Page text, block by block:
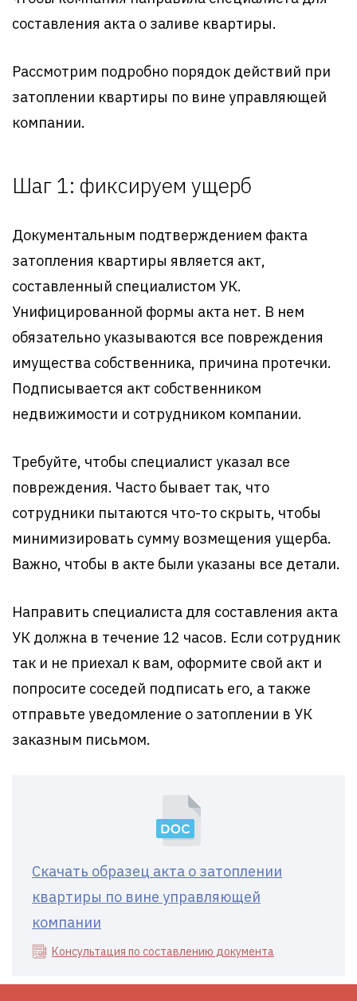
составления акта о заливе квартиры.
Рассмотрим подробно порядок действий при
затоплении квартиры по вине управляющей
компании.
Шаг 1: фиксируем ущерб
Документальным подтверждением факта
затопления квартиры является акт,
составленный специалистом УК.
Унифицированной формы акта нет. В нем
обязательно указываются все повреждения
имущества собственника, причина протечки.
Подписывается акт собственником
недвижимости и сотрудником компании.
Требуйте, чтобы специалист указал все
повреждения. Часто бывает так, что
сотрудники пытаются что-то скрыть, чтобы
минимизировать сумму возмещения ущерба.
Важно, чтобы в акте были указаны все детали.
Направить специалиста для составления акта
УК должна в течение 12 часов. Если сотрудник
так и не приехал к вам, оформите свой акт и
попросите соседей подписать его, а также
отправьте уведомление о затоплении в УК
заказным письмом.
Скачать образец акта о затоплении
квартиры по вине управляющей
компании
Консультация по составлению документа